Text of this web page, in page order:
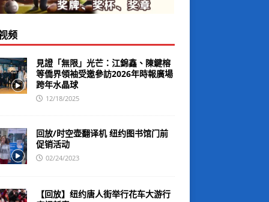
频
見證「無限」光芒：江錦鑫、陳鍵榕
等僑界領袖受邀參訪2026年時報廣場
跨年水晶球
12/18/2025
回放/时空壶翻译机 纽约图书馆门前
促销活动
02/24/2023
【回放】纽约唐人街举行花车大游行